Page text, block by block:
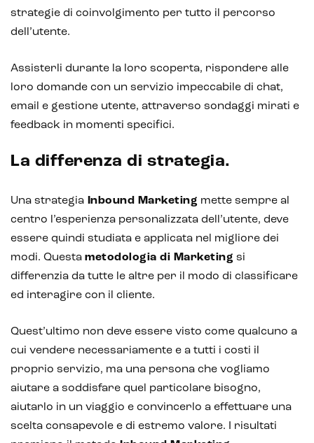
strategie di coinvolgimento per tutto il percorso
dell’utente.
Assisterli durante la loro scoperta, rispondere alle
loro domande con un servizio impeccabile di chat,
email e gestione utente, attraverso sondaggi mirati e
feedback in momenti specifici.
La differenza di strategia.
Una strategia Inbound Marketing mette sempre al
centro l’esperienza personalizzata dell’utente, deve
essere quindi studiata e applicata nel migliore dei
modi. Questa metodologia di Marketing si
differenzia da tutte le altre per il modo di classificare
ed interagire con il cliente.
Quest’ultimo non deve essere visto come qualcuno a
cui vendere necessariamente e a tutti i costi il
proprio servizio, ma una persona che vogliamo
aiutare a soddisfare quel particolare bisogno,
aiutarlo in un viaggio e convincerlo a effettuare una
scelta consapevole e di estremo valore. I risultati